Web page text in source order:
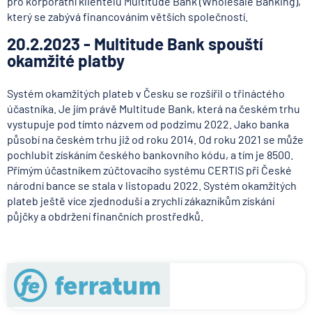
který se zabývá financováním větších společností.
20.2.2023 - Multitude Bank spouští
okamžité platby
Systém okamžitých plateb v Česku se rozšířil o třináctého
účastníka. Je jím právě Multitude Bank, která na českém trhu
vystupuje pod tímto názvem od podzimu 2022. Jako banka
působí na českém trhu již od roku 2014. Od roku 2021 se může
pochlubit získáním českého bankovního kódu, a tím je 8500.
Přímým účastníkem zúčtovacího systému CERTIS při České
národní bance se stala v listopadu 2022. Systém okamžitých
plateb ještě více zjednoduší a zrychlí zákazníkům získání
půjčky a obdržení finančních prostředků.